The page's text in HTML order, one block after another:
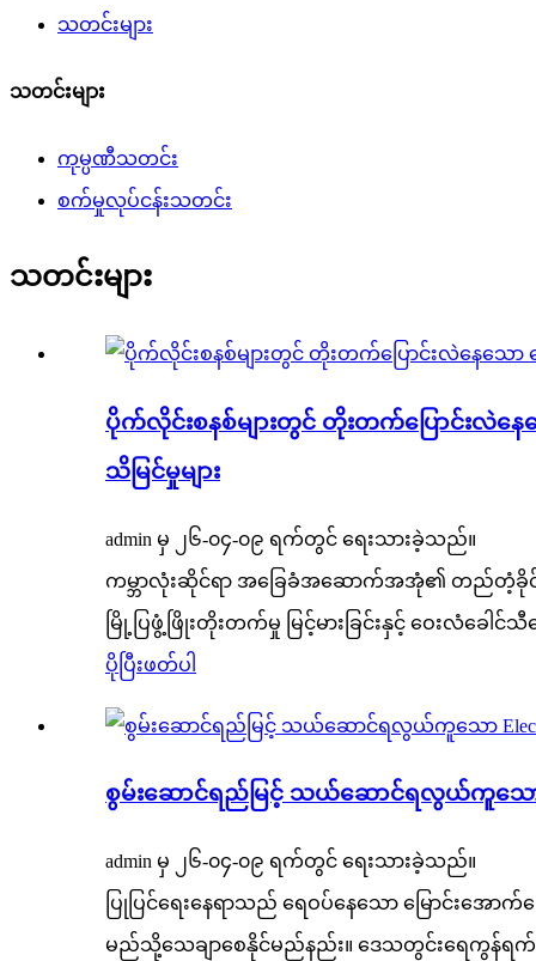
သတင်းများ
သတင်းများ
ကုမ္ပဏီသတင်း
စက်မှုလုပ်ငန်းသတင်း
သတင်းများ
ပိုက်လိုင်းစနစ်များတွင် တိုးတက်ပြောင်းလဲန
သိမြင်မှုများ
admin မှ ၂၆-၀၄-၀၉ ရက်တွင် ရေးသားခဲ့သည်။
ကမ္ဘာလုံးဆိုင်ရာ အခြေခံအဆောက်အအုံ၏ တည်တံ့ခို
မြို့ပြဖွံ့ဖြိုးတိုးတက်မှု မြင့်မားခြင်းနှင့် ဝေးလံခေါင်သီ
ပိုပြီးဖတ်ပါ
စွမ်းဆောင်ရည်မြင့် သယ်ဆောင်ရလွယ်ကူသော
admin မှ ၂၆-၀၄-၀၉ ရက်တွင် ရေးသားခဲ့သည်။
ပြုပြင်ရေးနေရာသည် ရေဝပ်နေသော မြောင်း
မည်သို့သေချာစေနိုင်မည်နည်း။ ဒေသတွင်းရေကွန်ရ